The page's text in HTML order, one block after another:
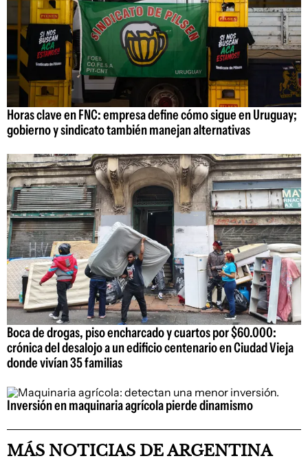
Horas clave en FNC: empresa define cómo sigue en Uruguay;
gobierno y sindicato también manejan alternativas
Boca de drogas, piso encharcado y cuartos por $60.000:
crónica del desalojo a un edificio centenario en Ciudad Vieja
donde vivían 35 familias
Inversión en maquinaria agrícola pierde dinamismo
MÁS NOTICIAS DE ARGENTINA